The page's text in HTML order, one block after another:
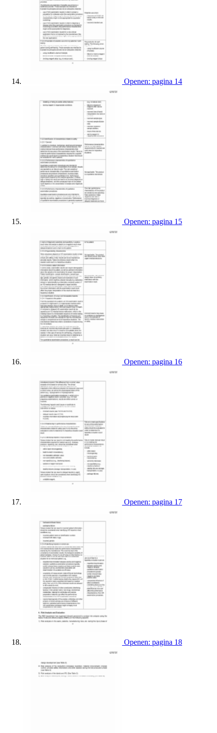
Openen: pagina 14
Openen: pagina 15
Openen: pagina 16
Openen: pagina 17
Openen: pagina 18